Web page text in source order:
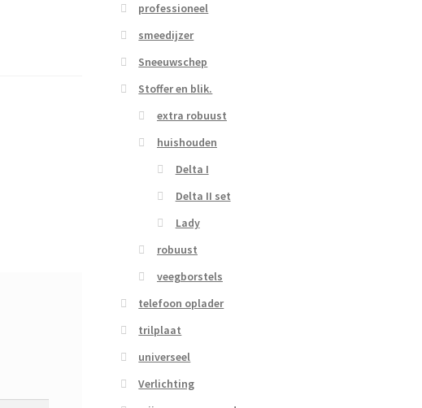
professioneel
smeedijzer
Sneeuwschep
Stoffer en blik.
extra robuust
huishouden
Delta I
Delta II set
Lady
robuust
veegborstels
telefoon oplader
trilplaat
universeel
Verlichting